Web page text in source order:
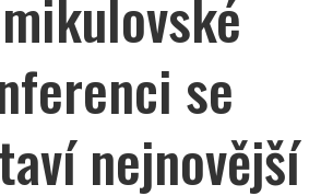
se
nejnovější